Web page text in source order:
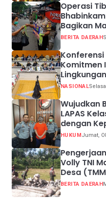
Operasi
Bagikan
Pelanggar
BERITA DAERAH
Konferensi
Komitmen
NASIONAL
Wujudkan
LAPAS
dengan
Jakarta
HUKUMJumat,
Volly TNI
Desa
BERITA DAERAH